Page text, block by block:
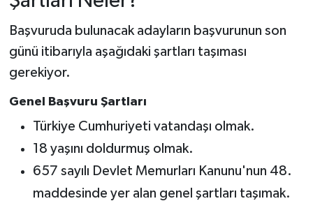
Başvuruda bulunacak adayların başvurunun son
günü itibarıyla aşağıdaki şartları taşıması
gerekiyor.
Genel Başvuru Şartları
Türkiye Cumhuriyeti vatandaşı olmak.
18 yaşını doldurmuş olmak.
657 sayılı Devlet Memurları Kanunu'nun 48.
maddesinde yer alan genel şartları taşımak.